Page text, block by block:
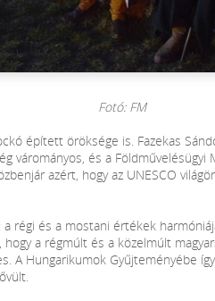
Fotó: FM
épített öröksége is. Fazekas
várományos, és a
azért, hogy az UNESCO
a régi és a mostani értékek
a régmúlt és a közelmúlt
A Hungarikumok Gyűjteményébe